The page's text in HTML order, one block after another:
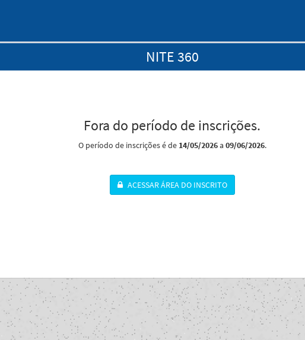
NITE 360
Fora do período de inscrições.
O período de inscrições é de 14/05/2026a 09/06/2026.
ACESSAR ÁREA DO INSCRITO